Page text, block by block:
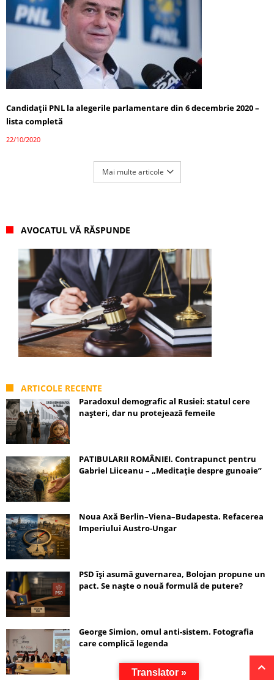
Candidații PNL la alegerile parlamentare din 6 decembrie 2020 –
lista completă
22/10/2020
Mai multe articole
AVOCATUL VĂ RĂSPUNDE
ARTICOLE RECENTE
Paradoxul demografic al Rusiei: statul cere
nașteri, dar nu protejează femeile
PATIBULARII ROMÂNIEI. Contrapunct pentru
Gabriel Liiceanu – „Meditație despre gunoaie”
Noua Axă Berlin–Viena–Budapesta. Refacerea
Imperiului Austro-Ungar
PSD își asumă guvernarea, Bolojan propune un
pact. Se naște o nouă formulă de putere?
George Simion, omul anti-sistem. Fotografia
care complică legenda
Translator »